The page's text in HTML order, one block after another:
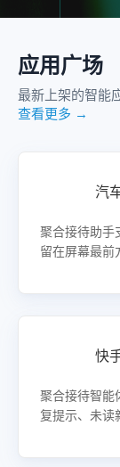
应用广场
最新上架的智能
查看更多 →
聚合接待助手
留在屏幕最前
聚合接待智能
复提示、未读